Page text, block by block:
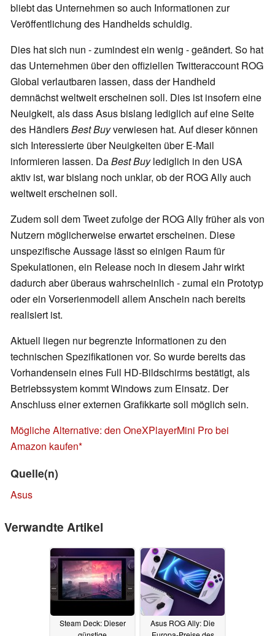
bliebt das Unternehmen so auch Informationen zur
Veröffentlichung des Handhelds schuldig.
Dies hat sich nun - zumindest ein wenig - geändert. So hat
das Unternehmen über den offiziellen Twitteraccount ROG
Global verlautbaren lassen, dass der Handheld
demnächst weltweit erscheinen soll. Dies ist insofern eine
Neuigkeit, als dass Asus bislang lediglich auf eine Seite
des HändlersBest Buyverwiesen hat. Auf dieser können
sich Interessierte über Neuigkeiten über E-Mail
informieren lassen. DaBest Buylediglich in den USA
aktiv ist, war bislang noch unklar, ob der ROG Ally auch
weltweit erscheinen soll.
Zudem soll dem Tweet zufolge der ROG Ally früher als von
Nutzern möglicherweise erwartet erscheinen. Diese
unspezifische Aussage lässt so einigen Raum für
Spekulationen, ein Release noch in diesem Jahr wirkt
dadurch aber überaus wahrscheinlich - zumal ein Prototyp
oder ein Vorserienmodell allem Anschein nach bereits
realisiert ist.
Aktuell liegen nur begrenzte Informationen zu den
technischen Spezifikationen vor. So wurde bereits das
Vorhandensein eines Full HD-Bildschirms bestätigt, als
Betriebssystem kommt Windows zum Einsatz. Der
Anschluss einer externen Grafikkarte soll möglich sein.
Mögliche Alternative: den OneXPlayerMini Pro bei
Amazon kaufen
Quelle(n)
Asus
Verwandte Artikel
Steam Deck: Dieser
Asus ROG Ally: Die